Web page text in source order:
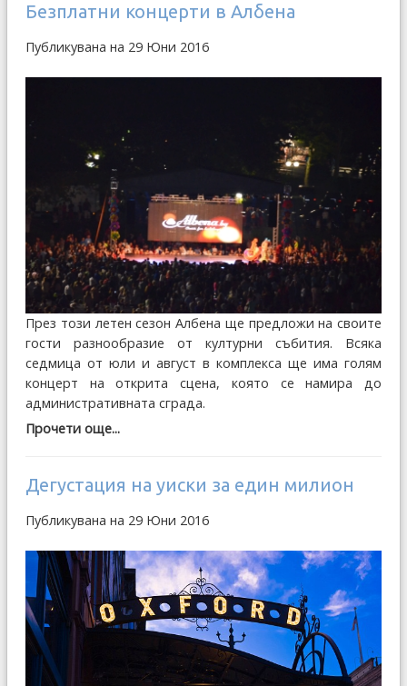
Безплатни концерти в Албена
Публикувана на 29 Юни 2016
През този летен сезон Албена ще предложи на своите
гости разнообразие от културни събития. Всяка
седмица от юли и август в комплекса ще има голям
концерт на открита сцена, която се намира до
административната сграда.
Прочети още...
Дегустация на уиски за един милион
Публикувана на 29 Юни 2016